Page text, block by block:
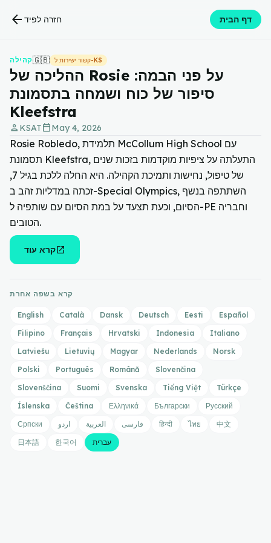
arrow_back חזרה לפיד דף הבית
קהילה🇬🇧 קשור ישירות ל-KS
ההליכה של Rosie על פני הבמה:
סיפור של כוח ושמחה בתסמונת
Kleefstra
person KSATcalendar_todayMay 4, 2026
Rosie Robledo, תלמידת McCollum High School עם
תסמונת Kleefstra, התעלתה על ציפיות מוקדמות בזכות שנים
של טיפול, נחישות ותמיכת הקהילה. היא החלה ללכת בגיל 7,
זכתה במדליות זהב ב-Special Olympics, השתתפה בנשף
הסיום, וכעת תצעד על במת הסיום עם שותפיה ל-PE וחבריה
הטובים.
קרא עודopen_in_new
קרא בשפה אחרת
English Català Dansk Deutsch Eesti
Español
Filipino
Français Hrvatski Indonesia
Italiano
Latviešu
Lietuvių Magyar Nederlands
Norsk
Polski
Português Română
Slovenčina
Slovenščina
Suomi Svenska Tiếng Việt
Türkçe
Íslenska
Čeština Ελληνικά Български
Русский
Српски
اردو العربية فارسی हिन्दी ไทย
中文
日本語
한국어 עברית